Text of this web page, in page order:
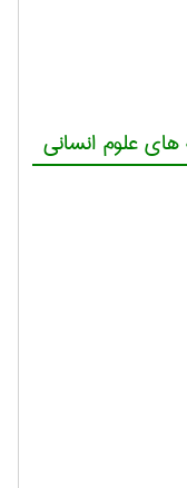
علوم انسانی